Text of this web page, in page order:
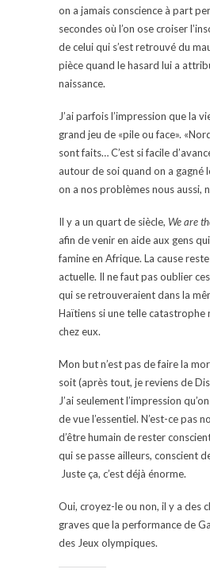
on a jamais conscience à part
secondes où l’on ose croiser
de celui qui s’est retrouvé du
pièce quand le hasard lui a
naissance.
J’ai parfois l’impression que la
grand jeu de «pile ou face».
sont faits… C’est si facile
autour de soi quand on a gagné
on a nos problèmes nous aussi,
Il y a un quart de siècle, We are
afin de venir en aide aux gens
famine en Afrique. La cause
actuelle. Il ne faut pas oublier
qui se retrouveraient dans la
Haïtiens si une telle catastrophe
chez eux.
Mon but n’est pas de faire la
soit (après tout, je reviens de
J’ai seulement l’impression
de vue l’essentiel. N’est-ce pas
d’être humain de rester
qui se passe ailleurs, conscient
Juste ça, c’est déjà énorme.
Oui, croyez-le ou non, il y a des
graves que la performance de
des Jeux olympiques.